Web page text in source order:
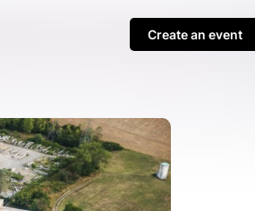
Create an event